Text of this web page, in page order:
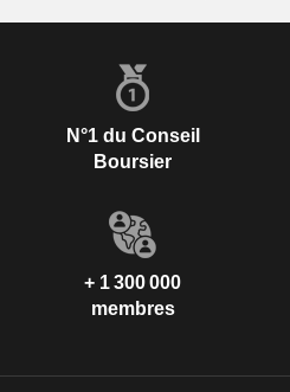
N°1 du Conseil
Boursier
+ 1 300 000
membres